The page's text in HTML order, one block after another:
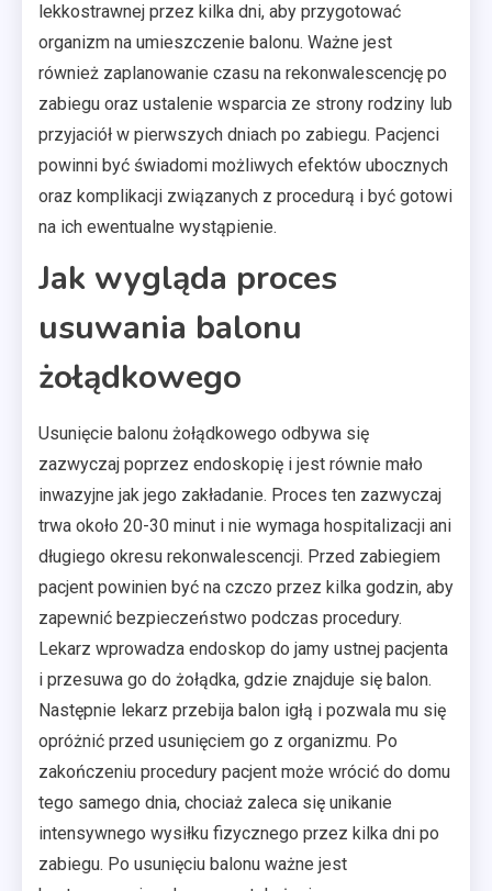
lekkostrawnej przez kilka dni, aby przygotować
organizm na umieszczenie balonu. Ważne jest
również zaplanowanie czasu na rekonwalescencję po
zabiegu oraz ustalenie wsparcia ze strony rodziny lub
przyjaciół w pierwszych dniach po zabiegu. Pacjenci
powinni być świadomi możliwych efektów ubocznych
oraz komplikacji związanych z procedurą i być gotowi
na ich ewentualne wystąpienie.
Jak wygląda proces
usuwania balonu
żołądkowego
Usunięcie balonu żołądkowego odbywa się
zazwyczaj poprzez endoskopię i jest równie mało
inwazyjne jak jego zakładanie. Proces ten zazwyczaj
trwa około 20-30 minut i nie wymaga hospitalizacji ani
długiego okresu rekonwalescencji. Przed zabiegiem
pacjent powinien być na czczo przez kilka godzin, aby
zapewnić bezpieczeństwo podczas procedury.
Lekarz wprowadza endoskop do jamy ustnej pacjenta
i przesuwa go do żołądka, gdzie znajduje się balon.
Następnie lekarz przebija balon igłą i pozwala mu się
opróżnić przed usunięciem go z organizmu. Po
zakończeniu procedury pacjent może wrócić do domu
tego samego dnia, chociaż zaleca się unikanie
intensywnego wysiłku fizycznego przez kilka dni po
zabiegu. Po usunięciu balonu ważne jest